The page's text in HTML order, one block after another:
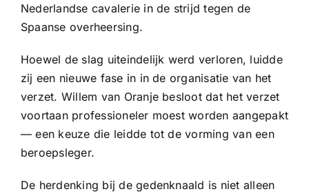
Nederlandse cavalerie in de strijd tegen de
Spaanse overheersing.
Hoewel de slag uiteindelijk werd verloren, luidde
zij een nieuwe fase in in de organisatie van het
verzet. Willem van Oranje besloot dat het verzet
voortaan professioneler moest worden aangepakt
— een keuze die leidde tot de vorming van een
beroepsleger.
De herdenking bij de gedenknaald is niet alleen